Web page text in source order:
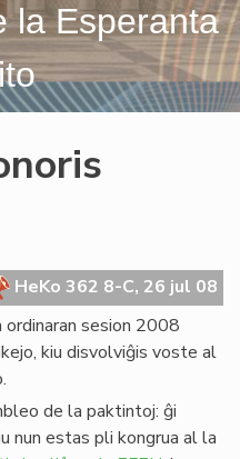
la Esperanta
HeKo 362 8-C, 26 jul 08
ordinaran sesion 2008
kiu disvolviĝis voste al
de la paktintoj: ĝi
nun estas pli kongrua al la